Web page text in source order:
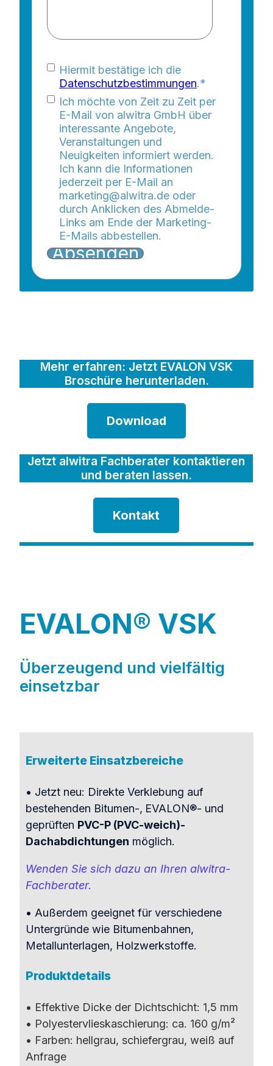
Hiermit bestätige ich die
Datenschutzbestimmungen.*
Ich möchte von Zeit zu Zeit per
E-Mail von alwitra GmbH über
interessante Angebote,
Veranstaltungen und
Neuigkeiten informiert werden.
Ich kann die Informationen
jederzeit per E-Mail an
marketing@alwitra.de oder
durch Anklicken des Abmelde-
Links am Ende der Marketing-
E-Mails abbestellen.
Mehr erfahren: Jetzt EVALON VSK
Broschüre herunterladen.
Download
Jetzt alwitra Fachberater kontaktieren
und beraten lassen.
Kontakt
EVALON® VSK
Überzeugend und vielfältig
einsetzbar
Erweiterte Einsatzbereiche
• Jetzt neu: Direkte Verklebung auf
bestehenden Bitumen-, EVALON®- und
geprüften PVC-P (PVC-weich)-
Dachabdichtungen möglich.
Wenden Sie sich dazu an Ihren alwitra-
Fachberater.
• Außerdem geeignet für verschiedene
Untergründe wie Bitumenbahnen,
Metallunterlagen, Holzwerkstoffe.
Produktdetails
• Effektive Dicke der Dichtschicht: 1,5 mm
• Polyestervlieskaschierung: ca. 160 g/m²
• Farben: hellgrau, schiefergrau, weiß auf
Anfrage